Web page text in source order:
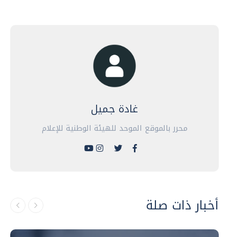
غادة جميل
محرر بالموقع الموحد للهيئة الوطنية للإعلام
أخبار ذات صلة